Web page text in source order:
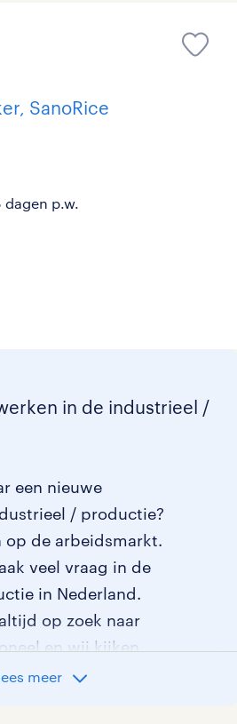
SanoRice
dagen p.w.
in de industrieel /
een nieuwe
/ productie?
op de arbeidsmarkt.
veel vraag in de
in Nederland.
op zoek naar
en wij kijken
naar de organisatie
meer